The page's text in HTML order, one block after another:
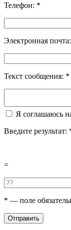
Телефон: *
Электронная почта:
Текст сообщения: *
Я соглашаюсь
Введите результат:
=
* — поле
Отправить